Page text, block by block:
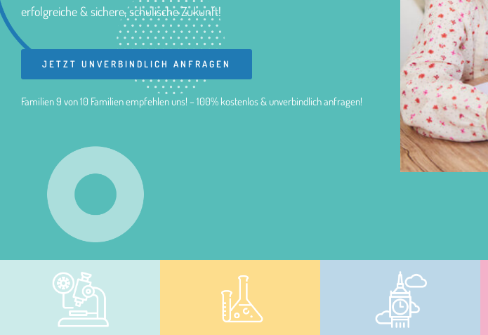
erfolgreiche & sichere, schulische Zukunft!
JETZT UNVERBINDLICH ANFRAGEN
Familien 9 von 10 Familien empfehlen uns! – 100% kostenlos & unverbindlich anfragen!